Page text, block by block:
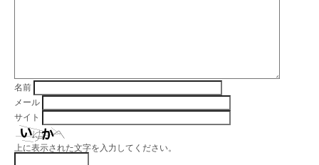
名前
メール
サイト
上に表示された文字を入力してください。